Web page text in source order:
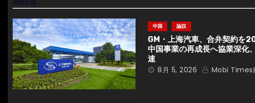
ナ
ビ
ゲ
ー
シ
中国 論説
GM・上海汽車、合弁契約を
中国事業の再成長へ協業深化
速
8月 5, 2026 Mobi Times